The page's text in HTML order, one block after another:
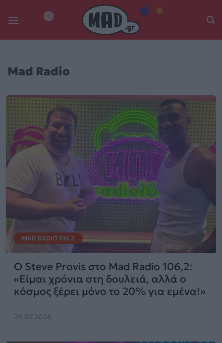
Mad Radio
MAD RADIO 106.2
Ο Steve Provis στο Mad Radio 106,2:
«Είμαι χρόνια στη δουλειά, αλλά ο
κόσμος ξέρει μόνο το 20% για εμένα!»
29.07.2026